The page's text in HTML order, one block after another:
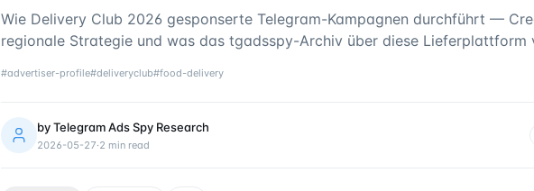
Wie Delivery Club 2026 gesponserte Telegram-Kampagnen durchführt —
regionale Strategie und was das tgadsspy-Archiv über diese Liefer­plattform
#advertiser-profile#deliveryclub#food-delivery
byTelegram Ads Spy Research
2026-05-27·2 min read